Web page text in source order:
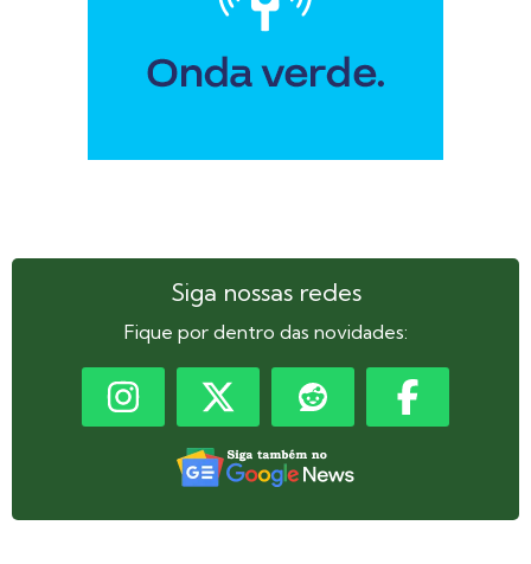
Siga nossas redes
Fique por dentro das novidades: